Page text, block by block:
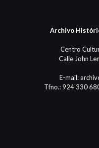
Archivo
Centro
Calle John
E-mail:
Tfno.: 924 330